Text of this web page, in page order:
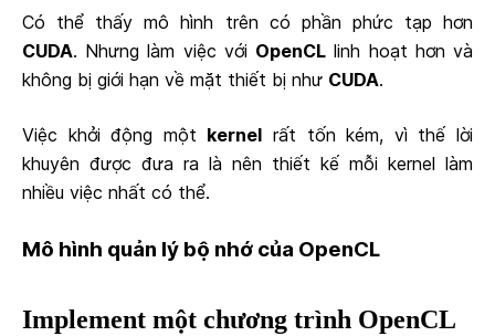
Có thể thấy mô hình trên có phần phức tạp hơn
CUDA. Nhưng làm việc với OpenCL linh hoạt hơn và
không bị giới hạn về mặt thiết bị như CUDA.
Việc khởi động một kernel rất tốn kém, vì thế lời
khuyên được đưa ra là nên thiết kế mỗi kernel làm
nhiều việc nhất có thể.
Mô hình quản lý bộ nhớ của OpenCL
Implement một chương trình OpenCL